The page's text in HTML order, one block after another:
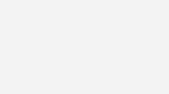
und prognostizieren, welche Leistung
sagt Projektleiter Dr. Norman
für Physik der Atmosphäre.
im Windkanal